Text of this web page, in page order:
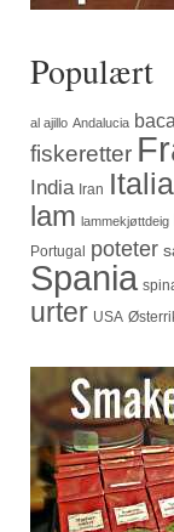
Populært
al ajillo Andalucia
fiskeretter
India Iran Italia
lam lammekjøttdeig
Portugal poteter
Spania
urter USA